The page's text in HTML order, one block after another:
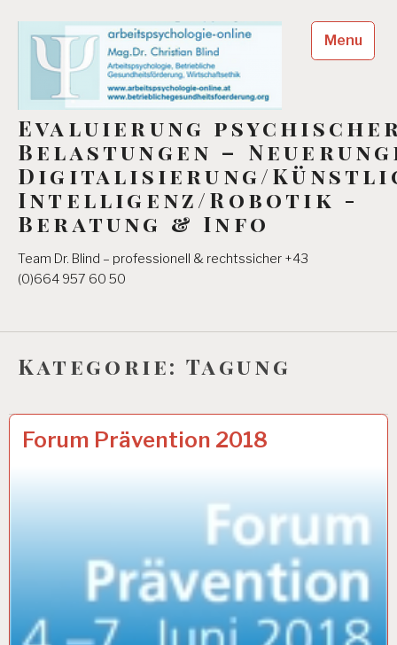
content
Evaluierung
Belastungen –
Digitalisierung/
Intelligenz/Robotik -
Beratung & Info
Team Dr. Blind – professionell & rechtssicher +43
(0)664 957 60 50
Menu
Kategorie: Tagung
ARBEIT
UND
Forum Prävention 2018
28 FEB. 2018